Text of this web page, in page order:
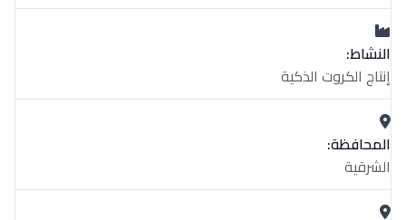
النشاط:
إنتاج الكروت الذكية
المحافظة:
الشرقية